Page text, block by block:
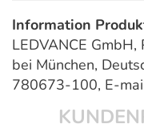
Information
LEDVANCE
bei München,
780673-100, E-